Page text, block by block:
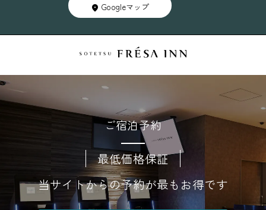
Googleマップ
ご宿泊予約
最低価格保証
当サイトからの予約が最もお得です